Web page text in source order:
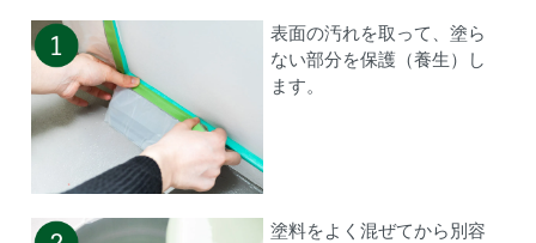
表面の汚れを取って、塗ら
ない部分を保護（養生）し
ます。
塗料をよく混ぜてから別容